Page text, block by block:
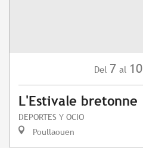
Del 7 al 10
L'Estivale bretonne
DEPORTES Y OCIO
Poullaouen